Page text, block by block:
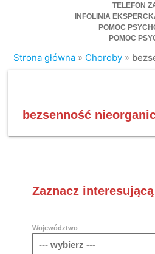
TELEFON
INFOLINIA
POMOC
POMOC
Strona główna » Choroby »
bezsenność
Zaznacz
Województwo